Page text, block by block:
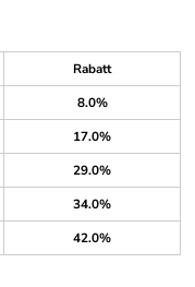
Rabatt
8.0%
17.0%
29.0%
34.0%
42.0%